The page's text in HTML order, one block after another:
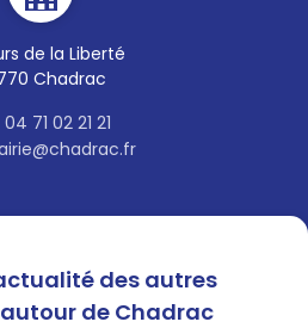
de la Liberté
Chadrac
04 71 02 21 21
des autres
de Chadrac